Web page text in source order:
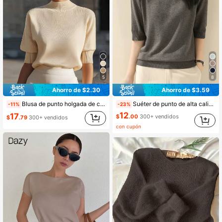
4.88 2M Seguidores
5
Ahorro de $2.30
-11% Blusa de punto holgada de cuello redondo, unicolor, hombros descubiertos, manga corta, estilo casual minimalista y elegante al estilo francés, versátil y esencial para looks diarios, de oficina y de vacaciones en verano
$17.79 300+ vendidos
8
Ahorro de $3.59
-23% Suéter de punto de alta calidad para mujer con cuello redondo acanalado y manga media, corte holgado de moda, nueva llegada de otoño y primavera
$12.00 300+ vendidos
con cupón